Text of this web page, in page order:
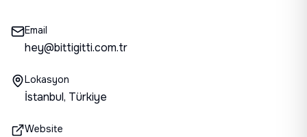
Email
hey@bittigitti.com.tr
Lokasyon
İstanbul, Türkiye
Website